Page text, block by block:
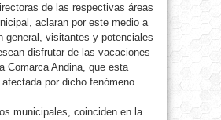
de las respectivas áreas
aclaran por este medio a
general, visitantes y potenciales
disfrutar de las vacaciones
Comarca Andina, que esta
por dicho fenómeno
municipales, coinciden en la